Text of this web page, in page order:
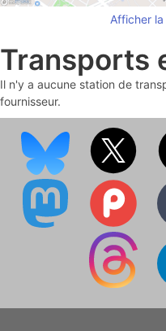
Afficher
Transports
Il n'y a aucune station de
fournisseur.